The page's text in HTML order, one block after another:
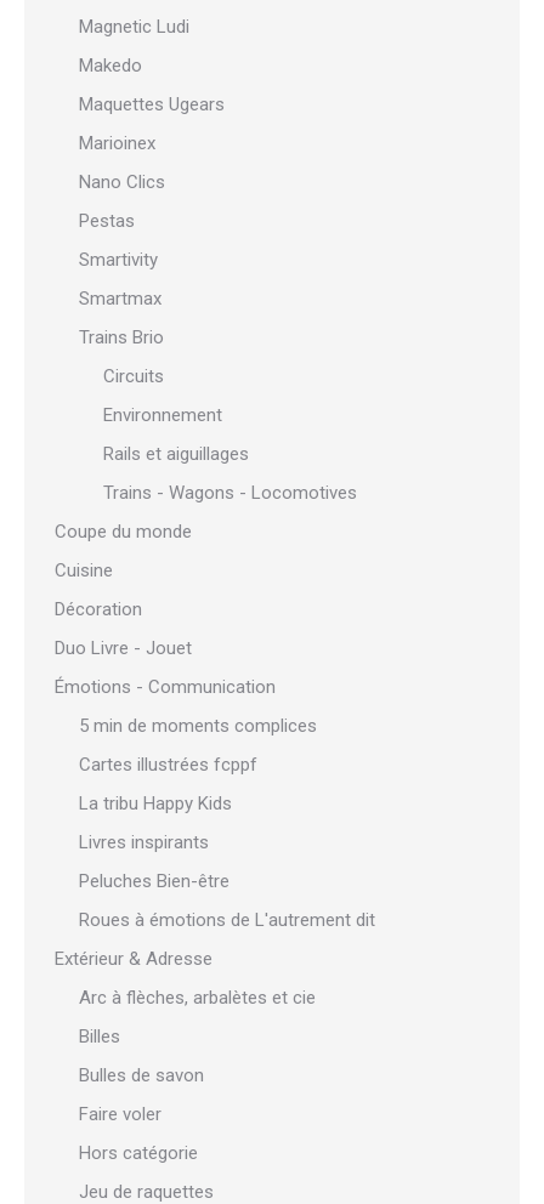
Magnetic Ludi
Makedo
Maquettes Ugears
Marioinex
Nano Clics
Pestas
Smartivity
Smartmax
Trains Brio
Circuits
Environnement
Rails et aiguillages
Trains - Wagons - Locomotives
Coupe du monde
Cuisine
Décoration
Duo Livre - Jouet
Émotions - Communication
5 min de moments complices
Cartes illustrées fcppf
La tribu Happy Kids
Livres inspirants
Peluches Bien-être
Roues à émotions de L'autrement dit
Extérieur & Adresse
Arc à flèches, arbalètes et cie
Billes
Bulles de savon
Faire voler
Hors catégorie
Jeu de raquettes